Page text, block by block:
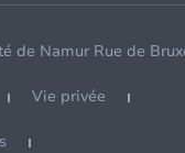
de Namur Rue de
Vie privée